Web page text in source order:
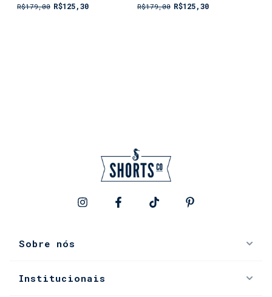
R$179,00 R$125,30
R$179,00 R$125,30
Sobre nós
Institucionais